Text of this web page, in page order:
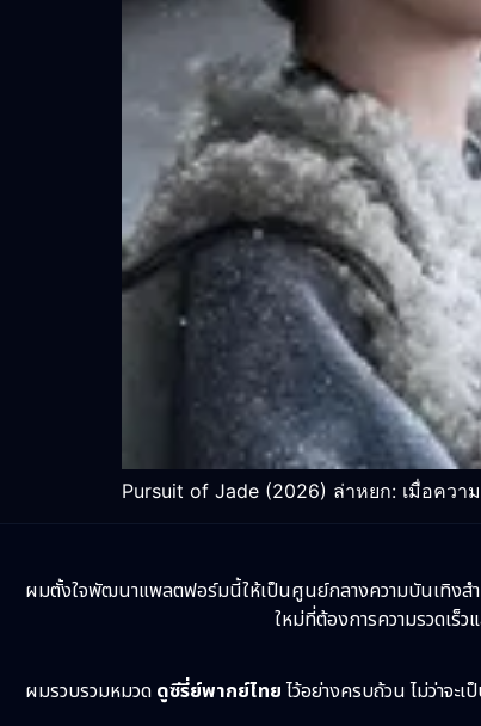
Pursuit of Jade (2026) ล่าหยก: เมื่อควา
ผมตั้งใจพัฒนาแพลตฟอร์มนี้ให้เป็นศูนย์กลางความบันเทิงส
ใหม่ที่ต้องการความรวดเร็
ผมรวบรวมหมวด ดูซีรี่ย์พากย์ไทย ไว้อย่างครบถ้วน ไม่ว่าจ